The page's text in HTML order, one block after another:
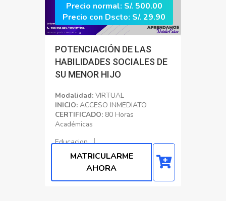
Precio normal: S/. 500.00
Precio con Dscto: S/. 29.90
POTENCIACIÓN DE LAS
HABILIDADES SOCIALES DE
SU MENOR HIJO
Modalidad: VIRTUAL
INICIO: ACCESO INMEDIATO
CERTIFICADO: 80 Horas
Académicas
Educacion
MATRICULARME
AHORA